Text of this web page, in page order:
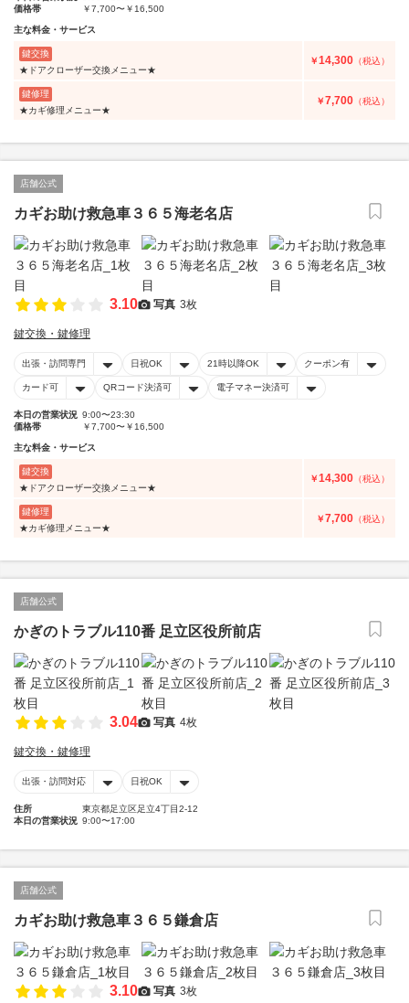
価格帯
￥7,700〜￥16,500
主な料金・サービス
鍵交換
★ドアクローザー交換メニュー★
￥14,300 （税込）
鍵修理
★カギ修理メニュー★
￥7,700 （税込）
店舗公式
カギお助け救急車３６５海老名店
3.10 写真 3枚
鍵交換・鍵修理
出張・訪問専門 日祝OK 21時以降OK クーポン有
カード可 QRコード決済可 電子マネー決済可
本日の営業状況 9:00〜23:30
価格帯
￥7,700〜￥16,500
主な料金・サービス
鍵交換
★ドアクローザー交換メニュー★
￥14,300 （税込）
鍵修理
★カギ修理メニュー★
￥7,700 （税込）
店舗公式
かぎのトラブル110番 足立区役所前店
3.04 写真 4枚
鍵交換・鍵修理
出張・訪問対応 日祝OK
住所
東京都足立区足立4丁目2-12
本日の営業状況 9:00〜17:00
店舗公式
カギお助け救急車３６５鎌倉店
3.10 写真 3枚